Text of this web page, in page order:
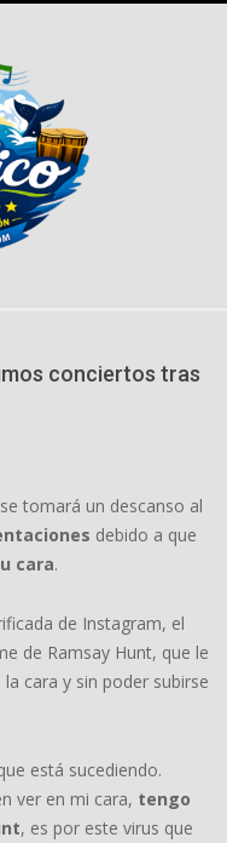
conciertos tras
tomará un descanso al
debido a que
cara.
de Instagram, el
de Ramsay Hunt, que le
cara y sin poder subirse
está sucediendo.
ver en mi cara, tengo
, es por este virus que